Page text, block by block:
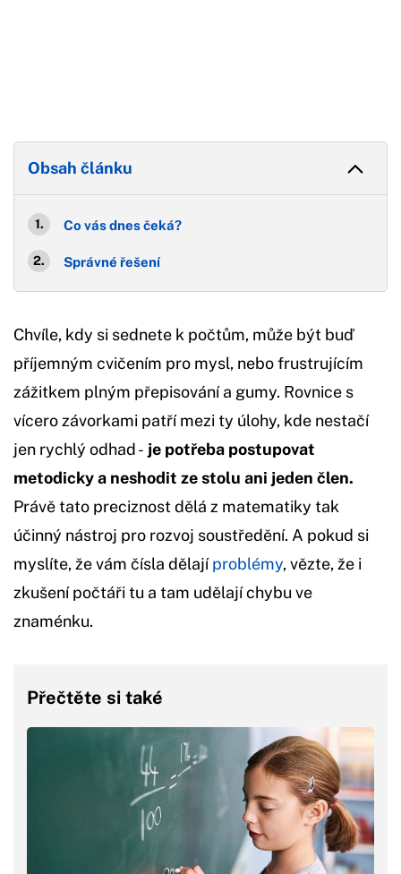
Obsah článku
Co vás dnes čeká?
Správné řešení
Chvíle, kdy si sednete k počtům, může být buď
příjemným cvičením pro mysl, nebo frustrujícím
zážitkem plným přepisování a gumy. Rovnice s
vícero závorkami patří mezi ty úlohy, kde nestačí
jen rychlý odhad - je potřeba postupovat
metodicky a neshodit ze stolu ani jeden člen.
Právě tato preciznost dělá z matematiky tak
účinný nástroj pro rozvoj soustředění. A pokud si
myslíte, že vám čísla dělajíproblémy, vězte, že i
zkušení počtáři tu a tam udělají chybu ve
znaménku.
Přečtěte si také